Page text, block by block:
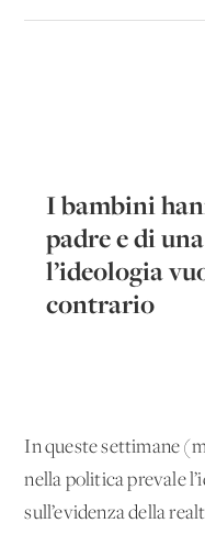
I bambini
padre e di
l’ideologia
contrario
In queste settimane
nella politica prevale
sull’evidenza della